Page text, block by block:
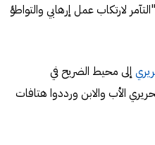
لارتكاب عمل إرهابي والتواطؤ
إلى محيط الضريح في
الأب والابن ورددوا هتافات